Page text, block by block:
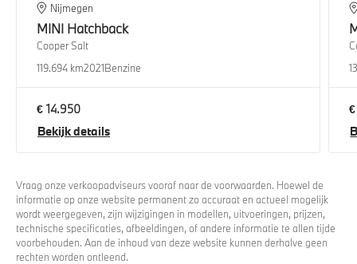
Nijmegen
MINI Hatchback
Cooper Salt
119.694 km2021Benzine
€ 14.950
Bekijk details
Vraag onze verkoopadviseurs vooraf naar de voorwaarden. Hoewel de
informatie op onze website permanent zo accuraat en actueel mogelijk
wordt weergegeven, zijn wijzigingen in modellen, uitvoeringen, prijzen,
technische specificaties, afbeeldingen, of andere informatie te allen tijde
voorbehouden. Aan de inhoud van deze website kunnen derhalve geen
rechten worden ontleend.